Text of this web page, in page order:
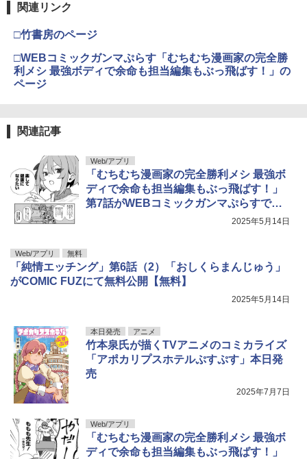
関連リンク
□竹書房のページ
□WEBコミックガンマぷらす「むちむち漫画家の完全勝
利メシ 最強ボディで余命も担当編集もぶっ飛ばす！」の
ページ
関連記事
Web/アプリ
「むちむち漫画家の完全勝利メシ 最強ボ
ディで余命も担当編集もぶっ飛ばす！」
第7話がWEBコミックガンマぷらすで公
2025年5月14日
Web/アプリ 無料
「純情エッチング」第6話（2）「おしくらまんじゅう」
がCOMIC FUZにて無料公開【無料】
2025年5月14日
本日発売 アニメ
竹本泉氏が描くTVアニメのコミカライズ
「アポカリプスホテルぷすぷす」本日発
売
2025年7月7日
Web/アプリ
「むちむち漫画家の完全勝利メシ 最強ボ
ディで余命も担当編集もぶっ飛ばす！」